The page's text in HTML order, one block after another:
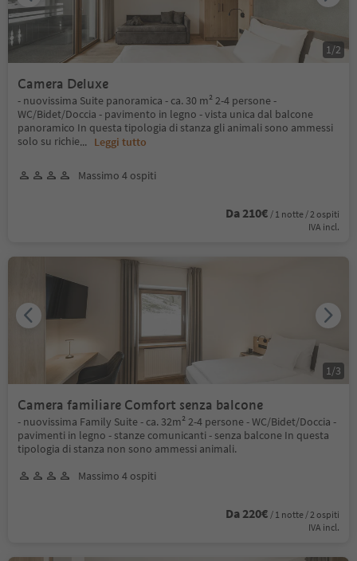
Camera Deluxe
- nuovissima Suite panoramica - ca. 30 m² 2-4 persone -
WC/Bidet/Doccia - pavimento in legno - vista unica dal balcone
panoramico In questa tipologia di stanza gli animali sono ammessi
solo su richie... Leggi tutto
Massimo 4 ospiti
Da 210€ / 1 notte / 2 ospiti
IVA incl.
1 /2
Camera familiare Comfort senza balcone
- nuovissima Family Suite - ca. 32m² 2-4 persone - WC/Bidet/Doccia -
pavimenti in legno - stanze comunicanti - senza balcone In questa
tipologia di stanza non sono ammessi animali.
Massimo 4 ospiti
Da 220€ / 1 notte / 2 ospiti
IVA incl.
1 /3